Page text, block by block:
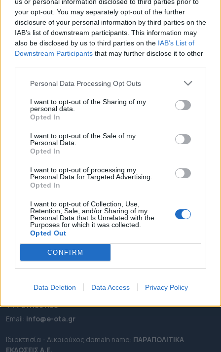
your opt-out. You may separately opt-out of the further
disclosure of your personal information by third parties on the
IAB’s list of downstream participants. This information may
also be disclosed by us to third parties on the IAB’s List of
Downstream Participants that may further disclose it to other
Personal Data Processing Opt Outs
I want to opt-out of the Sharing of my
personal data.
Opted In
I want to opt-out of the Sale of my
Personal Data.
Opted In
I want to opt-out of processing my
Personal Data for Targeted Advertising.
Opted In
I want to opt-out of Collection, Use,
Retention, Sale, and/or Sharing of my
Personal Data that Is Unrelated with the
Purposes for which it was collected.
Opted Out
CONFIRM
Data Deletion Data Access Privacy Policy
έργα αστικής ανάπλασης σε Άνω Λιόσια και Ζωφριά
(5,3 εκατ. ευρώ) με πεζοδρομήσεις,
δεντροφυτεύσεις και […]
ΡΟΗ ΕΙΔΗΣΕΩΝ
ΕΠΙΚΑΙΡΟΤΗΤΑ
ΠΕΡΙΦΕΡΕΙΕΣ
ΣΥΝΕΝΤΕΥΞΕΙΣ
ΑΠΟΨΕΙΣ
ΠΡΟΣΛΗΨΕΙΣ
e-ota.gr | Ταυτότητα
Λεωφόρος Ανδρέα Συγγρού 188, 17671,
Καλλιθέα Αττικής
Τηλ:2111091100
Εmail: info@e-ota.gr
Ιδιοκτησία - Δικαιούχος domain name: ΠΑΡΑΠΟΛΙΤΙΚΑ
ΕΚΔΟΣΕΙΣ A.E.